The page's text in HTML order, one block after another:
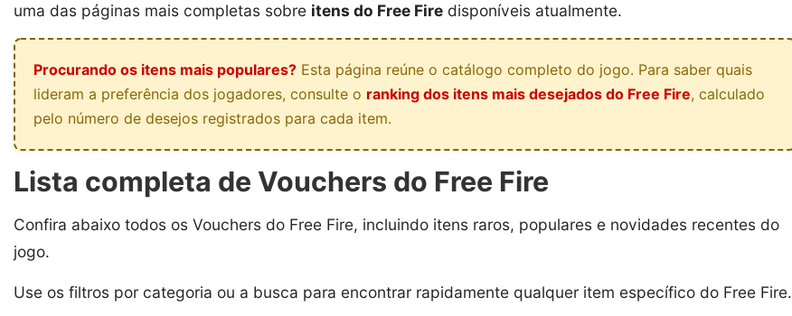
uma das páginas mais completas sobre itens do Free Fire disponíveis atualmente.
Procurando os itens mais populares? Esta página reúne o catálogo completo do jogo. Para saber quais
lideram a preferência dos jogadores, consulte o ranking dos itens mais desejados do Free Fire, calculado
pelo número de desejos registrados para cada item.
Lista completa de Vouchers do Free Fire
Confira abaixo todos os Vouchers do Free Fire, incluindo itens raros, populares e novidades recentes do
jogo.
Use os filtros por categoria ou a busca para encontrar rapidamente qualquer item específico do Free Fire.